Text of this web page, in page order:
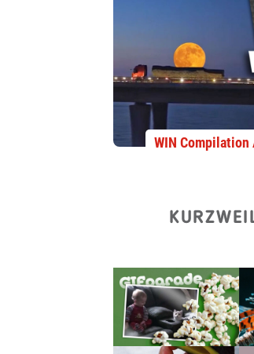
WIN Compilation